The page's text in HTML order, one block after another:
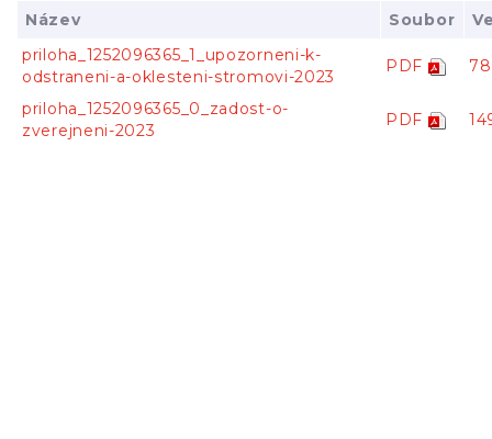
Název Soubor
priloha_1252096365_1_upozorneni-k-
odstraneni-a-oklesteni-stromovi-2023
PDF
priloha_1252096365_0_zadost-o-
zverejneni-2023
PDF